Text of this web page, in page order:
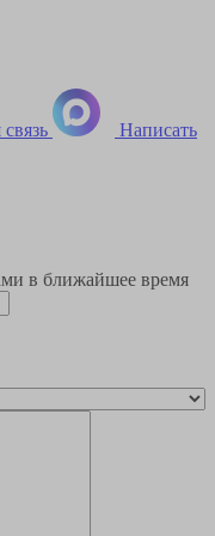
Написать
в ближайшее время